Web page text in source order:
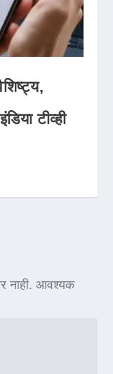
टीव्ही
नाही. आवश्यक